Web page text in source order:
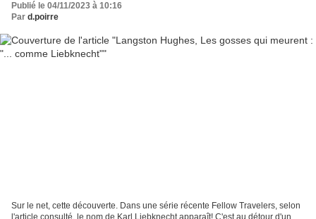
Publié le 04/11/2023 à 10:16
Par d.poirre
Sur le net, cette découverte. Dans une série récente Fellow Travelers, selon
l'article consulté, le nom de Karl Liebknecht apparaît! C'est au détour d'un